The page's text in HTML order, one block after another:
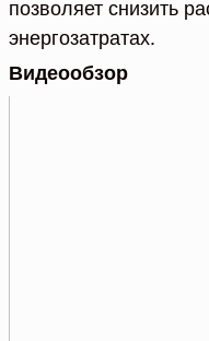
позволяет снизить
энергозатратах.
Видеообзор